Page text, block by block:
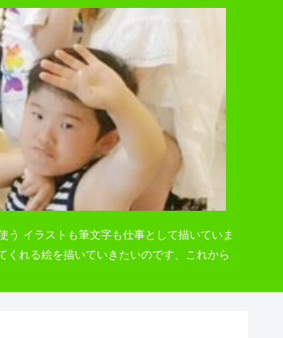
イラストも筆文字も仕事として描いていま
れる絵を描いていきたいのです、これから